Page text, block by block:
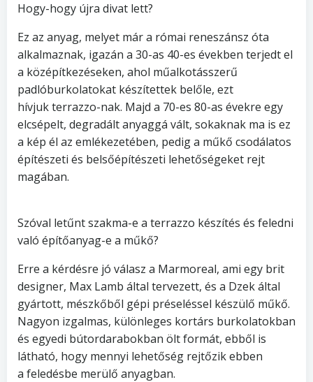
Hogy-hogy újra divat lett?
Ez az anyag, melyet már a római reneszánsz óta
alkalmaznak, igazán a 30-as 40-es években terjedt el
a középítkezéseken, ahol műalkotásszerű
padlóburkolatokat készítettek belőle, ezt
hívjuk terrazzo-nak. Majd a 70-es 80-as évekre egy
elcsépelt, degradált anyaggá vált, sokaknak ma is ez
a kép él az emlékezetében, pedig a műkő csodálatos
építészeti és belsőépítészeti lehetőségeket rejt
magában.
Szóval letűnt szakma-e a terrazzo készítés és feledni
való építőanyag-e a műkő?
Erre a kérdésre jó válasz a Marmoreal, ami egy brit
designer, Max Lamb által tervezett, és a Dzek által
gyártott, mészkőből gépi préseléssel készülő műkő.
Nagyon izgalmas, különleges kortárs burkolatokban
és egyedi bútordarabokban ölt formát, ebből is
látható, hogy mennyi lehetőség rejtőzik ebben
a feledésbe merülő anyagban.